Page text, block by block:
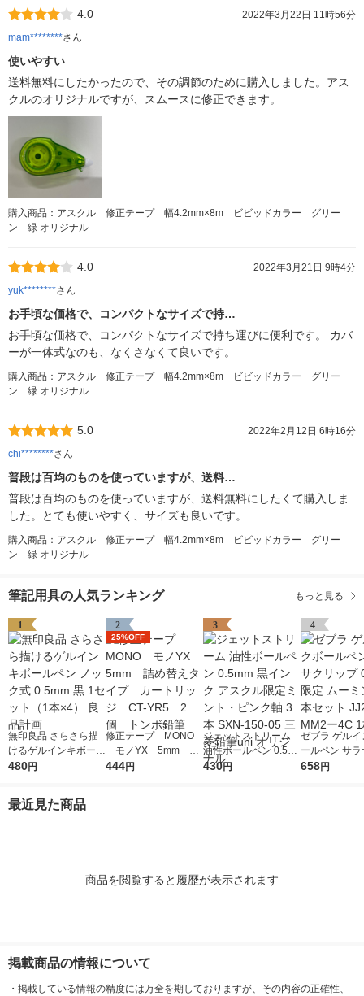
4.0
2022年3月22日 11時56分
mam********さん
使いやすい
送料無料にしたかったので、その調節のために購入しました。アス
クルのオリジナルですが、スムースに修正できます。
購入商品：アスクル 修正テープ 幅4.2mm×8m ビビッドカラー グリー
ン 緑 オリジナル
4.0
2022年3月21日 9時4分
yuk********さん
お手頃な価格で、コンパクトなサイズで持…
お手頃な価格で、コンパクトなサイズで持ち運びに便利です。 カバ
ーが一体式なのも、なくさなくて良いです。
購入商品：アスクル 修正テープ 幅4.2mm×8m ビビッドカラー グリー
ン 緑 オリジナル
5.0
2022年2月12日 6時16分
chi********さん
普段は百均のものを使っていますが、送料…
普段は百均のものを使っていますが、送料無料にしたくて購入しま
した。とても使いやすく、サイズも良いです。
購入商品：アスクル 修正テープ 幅4.2mm×8m ビビッドカラー グリー
ン 緑 オリジナル
筆記用具の人気ランキング もっと見る
1
無印良品 さらさら描
けるゲルインキボール
ペン ノック式 0.5mm
480円
2
25%OFF
修正テープ MONO
モノYX 5mm 詰
め替えタイプ カート
444円
3
ジェットストリーム
油性ボールペン 0.5m
m 黒インク アスクル
430円
4
ゼブラ ゲルイ
ールペン サ
ップ 0.5mm
658円
最近見た商品
商品を閲覧すると履歴が表示されます
掲載商品の情報について
・ 掲載している情報の精度には万全を期しておりますが、その内容の正確性、